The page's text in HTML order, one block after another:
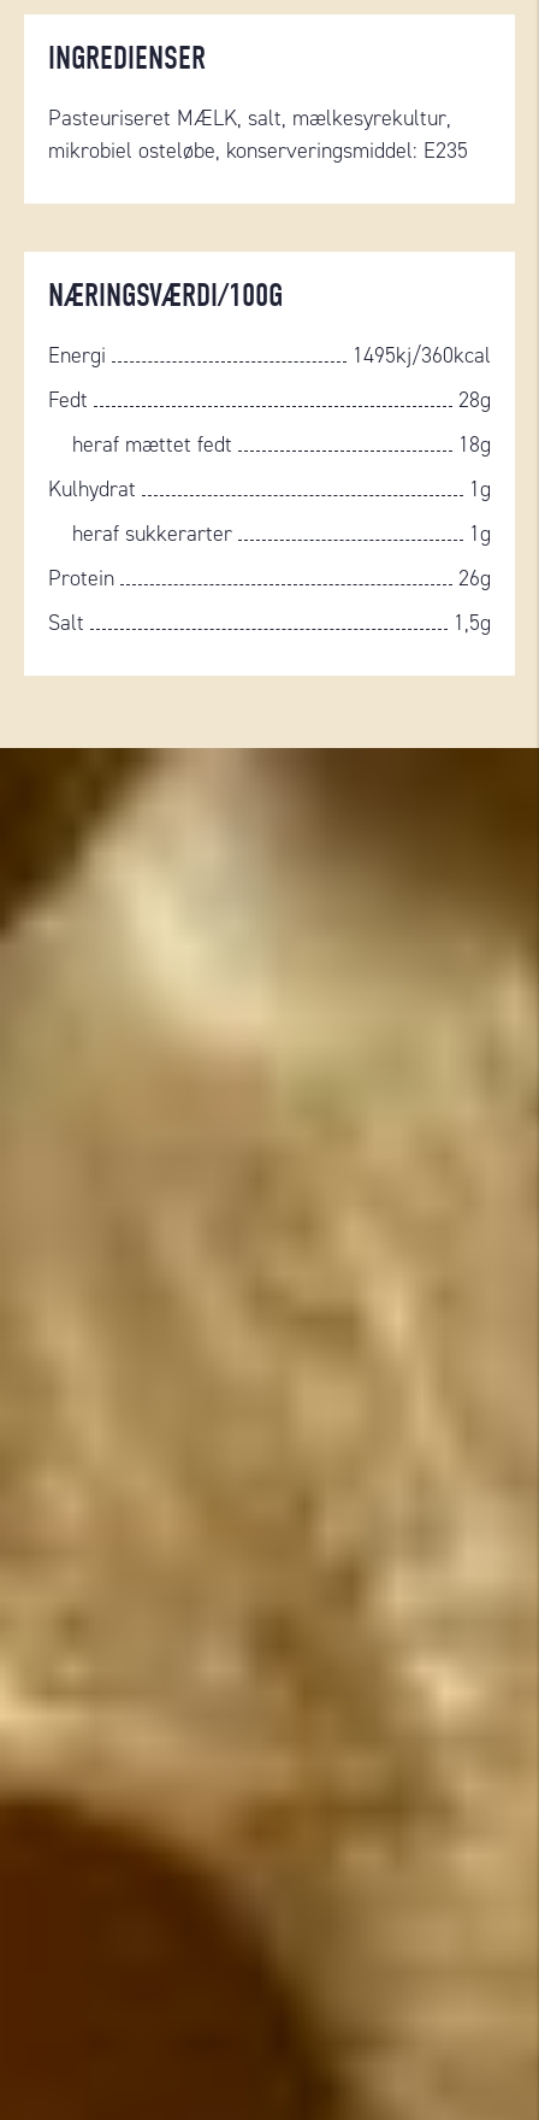
INGREDIENSER
Pasteuriseret MÆLK, salt, mælkesyrekultur,
mikrobiel osteløbe, konserveringsmiddel: E235
NÆRINGSVÆRDI/100G
Energi
1495kj/360kcal
Fedt
28g
heraf mættet fedt
18g
Kulhydrat
1g
heraf sukkerarter
1g
Protein
26g
Salt
1,5g